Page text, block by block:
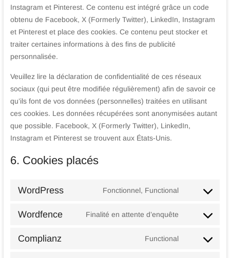
Instagram et Pinterest. Ce contenu est intégré grâce un code
obtenu de Facebook, X (Formerly Twitter), LinkedIn, Instagram
et Pinterest et place des cookies. Ce contenu peut stocker et
traiter certaines informations à des fins de publicité
personnalisée.
Veuillez lire la déclaration de confidentialité de ces réseaux
sociaux (qui peut être modifiée régulièrement) afin de savoir ce
qu’ils font de vos données (personnelles) traitées en utilisant
ces cookies. Les données récupérées sont anonymisées autant
que possible. Facebook, X (Formerly Twitter), LinkedIn,
Instagram et Pinterest se trouvent aux États-Unis.
6. Cookies placés
WordPress Fonctionnel, Functional
Consent
service
Wordfence Finalité en attente d’enquête
Consent
service
Complianz Functional
Consent